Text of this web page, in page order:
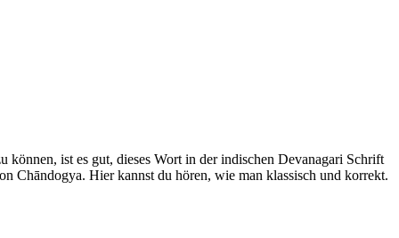
ist es gut, dieses Wort in der indischen Devanagari Schrift
Chāndogya. Hier kannst du hören, wie man klassisch und korrekt.